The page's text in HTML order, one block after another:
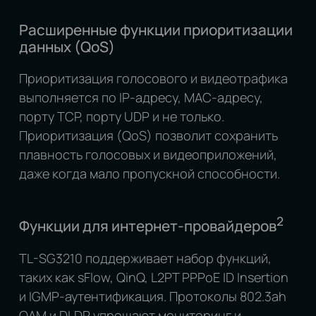
Расширенные функции приоритизации
данных (QoS)
Приоритизация голосового и видеотрафика
выполняется по IP‑адресу, MAС‑адресу,
порту TCP, порту UDP и не только.
Приоритизация (QoS) позволит сохранить
плавность голосовых и видеоприложений,
даже когда мало пропускной способности.
Функции для интернет-провайдеров2
TL-SG3210 поддерживает набор функций,
таких как sFlow, QinQ, L2PT PPPoE ID Insertion
и IGMP-аутентификация. Протоколы 802.3ah